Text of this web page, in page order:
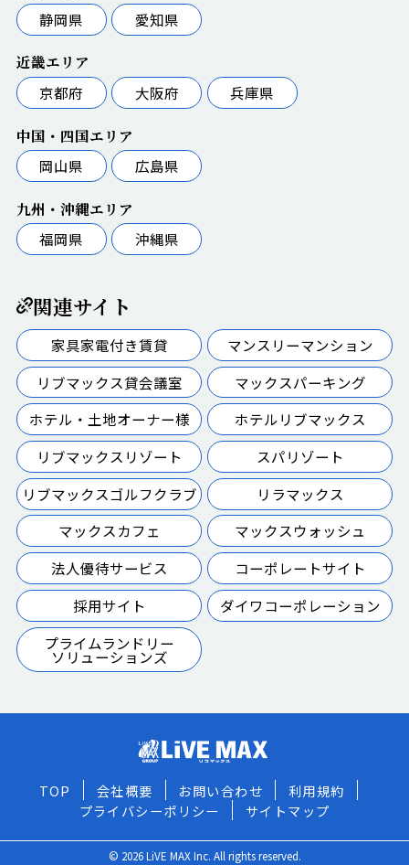
静岡県
愛知県
近畿エリア
京都府
大阪府 兵庫県
中国・四国エリア
岡山県
広島県
九州・沖縄エリア
福岡県
沖縄県
関連サイト
家具家電付き賃貸
マンスリーマンション
リブマックス貸会議室
マックスパーキング
ホテル・土地オーナー様
ホテルリブマックス
リブマックスリゾート
スパリゾート
リブマックスゴルフクラブ
リラマックス
マックスカフェ
マックスウォッシュ
法人優待サービス
コーポレートサイト
採用サイト
ダイワコーポレーション
プライムランドリー
ソリューションズ
TOP 会社概要 お問い合わせ
利用規約
プライバシーポリシー
サイトマップ
© 2026 LiVE MAX Inc. All rights reserved.